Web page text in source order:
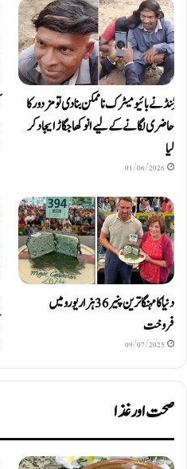
ٹِنڈ نے بائیومیٹرک ناممکن بنا دی تو مزدور کا
حاضری لگانے کے لیے انوکھا جگاڑ ایجاد کر
لیا
01/06/2026
دنیا کا مہنگا ترین پنیر 36 ہزار یورو میں
فروخت
09/07/2025
صحت اور غذا